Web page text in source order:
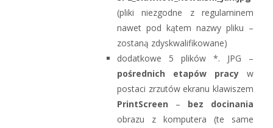
(pliki niezgodne z regulaminem
nawet pod kątem nazwy pliku –
zostaną zdyskwalifikowane)
dodatkowe 5 plików *. JPG –
pośrednich etapów pracy w
postaci zrzutów ekranu klawiszem
PrintScreen – bez docinania
obrazu z komputera (te same